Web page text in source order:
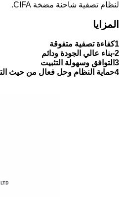
لنظام تصفية شاحنة مضخة CIFA.
المزايا
1كفاءة تصفية متفوقة
2-بناء عالي الجودة ودائم
3التوافق وسهولة التثبيت
4حماية النظام وحل فعال من حيث التكلفة